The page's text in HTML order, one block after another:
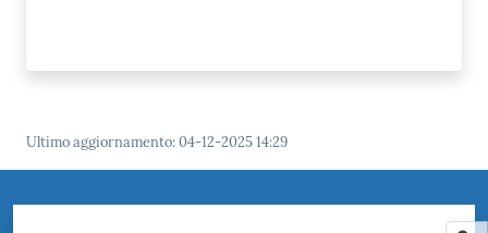
Ultimo aggiornamento:04-12-2025 14:29